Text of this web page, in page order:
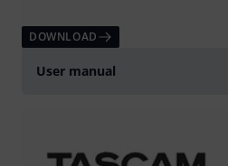
DOWNLOAD
User manual